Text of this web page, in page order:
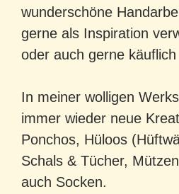
wunderschöne
gerne als Inspiration
oder auch gerne
In meiner wolligen
immer wieder neue
Ponchos, Hüloos
Schals & Tücher,
auch Socken.